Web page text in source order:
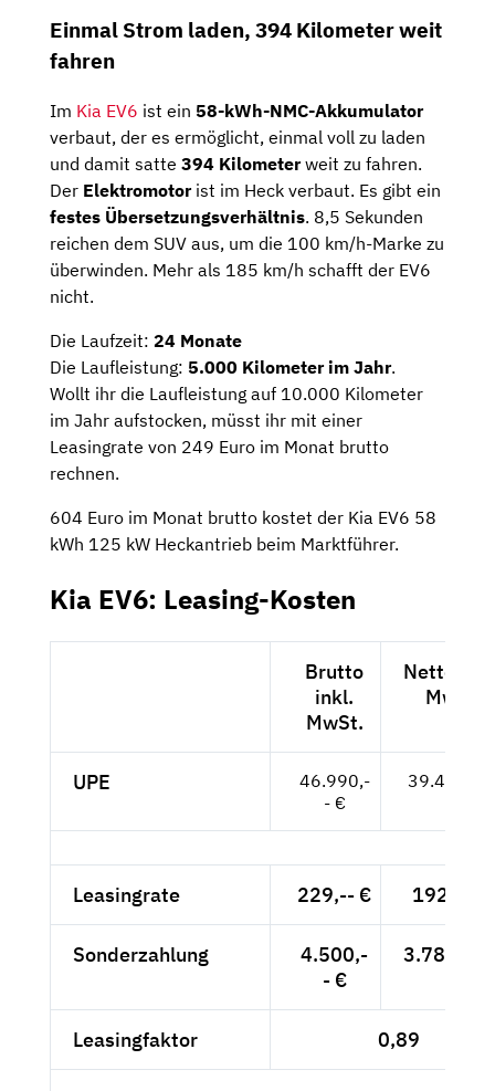
Einmal Strom laden, 394 Kilometer weit
fahren
Im Kia EV6 ist ein 58-kWh-NMC-Akkumulator
verbaut, der es ermöglicht, einmal voll zu laden
und damit satte 394 Kilometerweit zu fahren.
Der Elektromotor ist im Heck verbaut. Es gibt ein
festes Übersetzungsverhältnis. 8,5 Sekunden
reichen dem SUV aus, um die 100 km/h-Marke zu
überwinden. Mehr als 185 km/h schafft der EV6
nicht.
Die Laufzeit: 24 Monate
Die Laufleistung: 5.000 Kilometer im Jahr.
Wollt ihr die Laufleistung auf 10.000 Kilometer
im Jahr aufstocken, müsst ihr mit einer
Leasingrate von 249 Euro im Monat brutto
rechnen.
604 Euro im Monat brutto kostet der Kia EV6 58
kWh 125 kW Heckantrieb beim Marktführer.
Kia EV6: Leasing-Kosten
Brutto
inkl.
MwSt.
Netto
MwSt.
UPE
46.990,-
- €
39.487,--
Leasingrate 229,-- € 192,44 €
Sonderzahlung
4.500,-
- €
3.781,51
Leasingfaktor 0,89